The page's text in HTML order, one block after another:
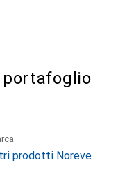
portafoglio
prodotti Noreve